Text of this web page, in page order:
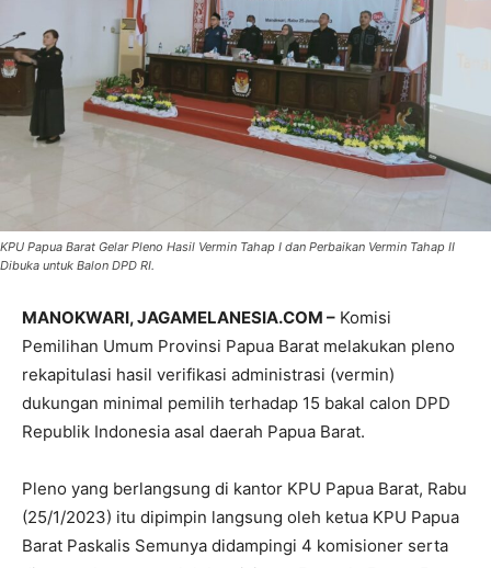
KPU Papua Barat Gelar Pleno Hasil Vermin Tahap I dan Perbaikan Vermin Tahap II
Dibuka untuk Balon DPD RI.
MANOKWARI, JAGAMELANESIA.COM – Komisi
Pemilihan Umum Provinsi Papua Barat melakukan pleno
rekapitulasi hasil verifikasi administrasi (vermin)
dukungan minimal pemilih terhadap 15 bakal calon DPD
Republik Indonesia asal daerah Papua Barat.
Pleno yang berlangsung di kantor KPU Papua Barat, Rabu
(25/1/2023) itu dipimpin langsung oleh ketua KPU Papua
Barat Paskalis Semunya didampingi 4 komisioner serta